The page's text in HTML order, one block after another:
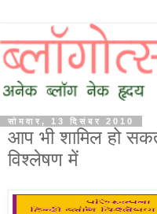
सोमवार, 13 दिसंबर 2010
आप भी शामिल हो सकते
विश्लेषण में